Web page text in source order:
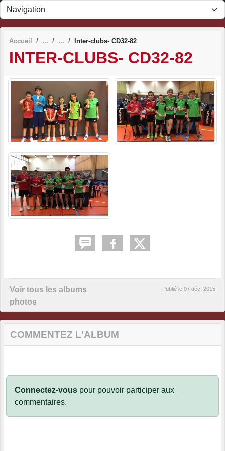
Accueil Inter-clubs- CD32-82
INTER-CLUBS- CD32-82
Voir tous les albums
photos
Publié le 07 déc. 2015
COMMENTEZ L'ALBUM
Connectez-vous pour pouvoir participer aux
commentaires.
Panneau de gestion des cookies